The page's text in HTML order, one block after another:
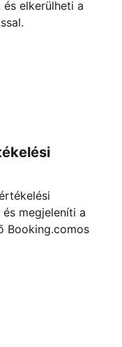
elkerülheti a
megjeleníti a
Booking.comos